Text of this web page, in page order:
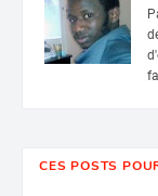
CES POSTS